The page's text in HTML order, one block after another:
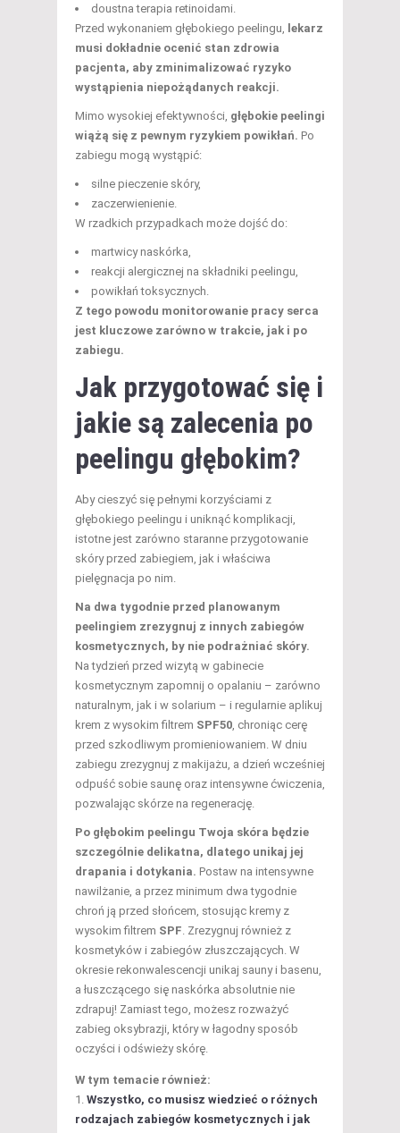
doustna terapia retinoidami.
Przed wykonaniem głębokiego peelingu,
lekarz
musi dokładnie ocenić stan zdrowia
pacjenta, aby zminimalizować ryzyko
wystąpienia niepożądanych reakcji.
Mimo wysokiej efektywności, głębokie peelingi
wiążą się z pewnym ryzykiem powikłań. Po
zabiegu mogą wystąpić:
silne pieczenie skóry,
zaczerwienienie.
W rzadkich przypadkach może dojść do:
martwicy naskórka,
reakcji alergicznej na składniki peelingu,
powikłań toksycznych.
Z tego powodu monitorowanie pracy serca
jest kluczowe zarówno w trakcie, jak i po
zabiegu.
Jak przygotować się i
jakie są zalecenia po
peelingu głębokim?
Aby cieszyć się pełnymi korzyściami z
głębokiego peelingu i uniknąć komplikacji,
istotne jest zarówno staranne przygotowanie
skóry przed zabiegiem, jak i właściwa
pielęgnacja po nim.
Na dwa tygodnie przed planowanym
peelingiem zrezygnuj z innych zabiegów
kosmetycznych, by nie podrażniać skóry.
Na tydzień przed wizytą w gabinecie
kosmetycznym zapomnij o opalaniu – zarówno
naturalnym, jak i w solarium – i regularnie aplikuj
krem z wysokim filtrem SPF50 , chroniąc cerę
przed szkodliwym promieniowaniem. W dniu
zabiegu zrezygnuj z makijażu, a dzień wcześniej
odpuść sobie saunę oraz intensywne ćwiczenia,
pozwalając skórze na regenerację.
Po głębokim peelingu Twoja skóra będzie
szczególnie delikatna, dlatego unikaj jej
drapania i dotykania. Postaw na intensywne
nawilżanie, a przez minimum dwa tygodnie
chroń ją przed słońcem, stosując kremy z
wysokim filtrem SPF . Zrezygnuj również z
kosmetyków i zabiegów złuszczających. W
okresie rekonwalescencji unikaj sauny i basenu,
a łuszczącego się naskórka absolutnie nie
zdrapuj! Zamiast tego, możesz rozważyć
zabieg oksybrazji, który w łagodny sposób
oczyści i odświeży skórę.
W tym temacie również:
Wszystko, co musisz wiedzieć o różnych
rodzajach zabiegów kosmetycznych i jak